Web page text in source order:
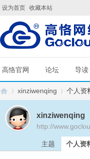
设为首页 收藏本站
高恪官网 论坛 导读
xinziwenqing 个人资
xinziwenqing
http://
主题 个人资